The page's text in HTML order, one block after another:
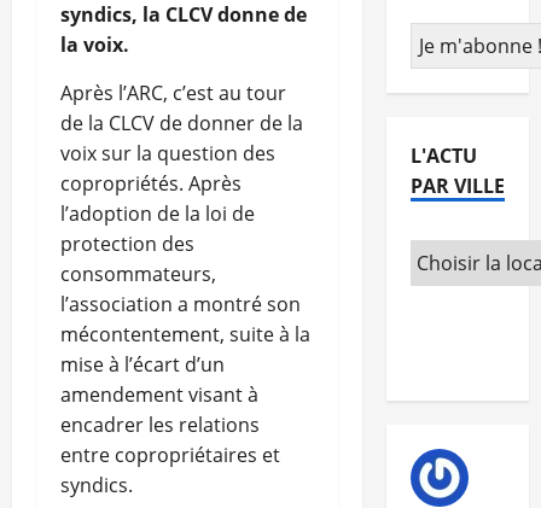
syndics, la CLCV donne de
la voix.
Après l’ARC, c’est au tour
de la CLCV de donner de la
voix sur la question des
copropriétés. Après
l’adoption de la loi de
protection des
consommateurs,
l’association a montré son
mécontentement, suite à la
mise à l’écart d’un
amendement visant à
encadrer les relations
entre copropriétaires et
syndics.
L'ACTU
PAR VILLE